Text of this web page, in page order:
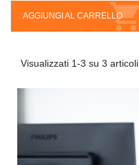
AGGIUNGI AL CARRELLO
Visualizzati 1-3 su 3 articoli